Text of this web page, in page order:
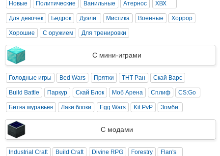
Новые Политические Ванильные Атернос ХВХ
Для девочек Бедрок Дуэли Мистика Военные Хоррор
Хорошие С оружием Для тренировки
С мини-играми
Голодные игры Bed Wars Прятки ТНТ Ран Скай Варс
Build Battle Паркур Скай Блок Моб Арена Сплиф CS:Go
Битва муравьев Лаки блоки Egg Wars Kit PvP Зомби
С модами
Industrial Craft Build Craft Divine RPG Forestry Flan's